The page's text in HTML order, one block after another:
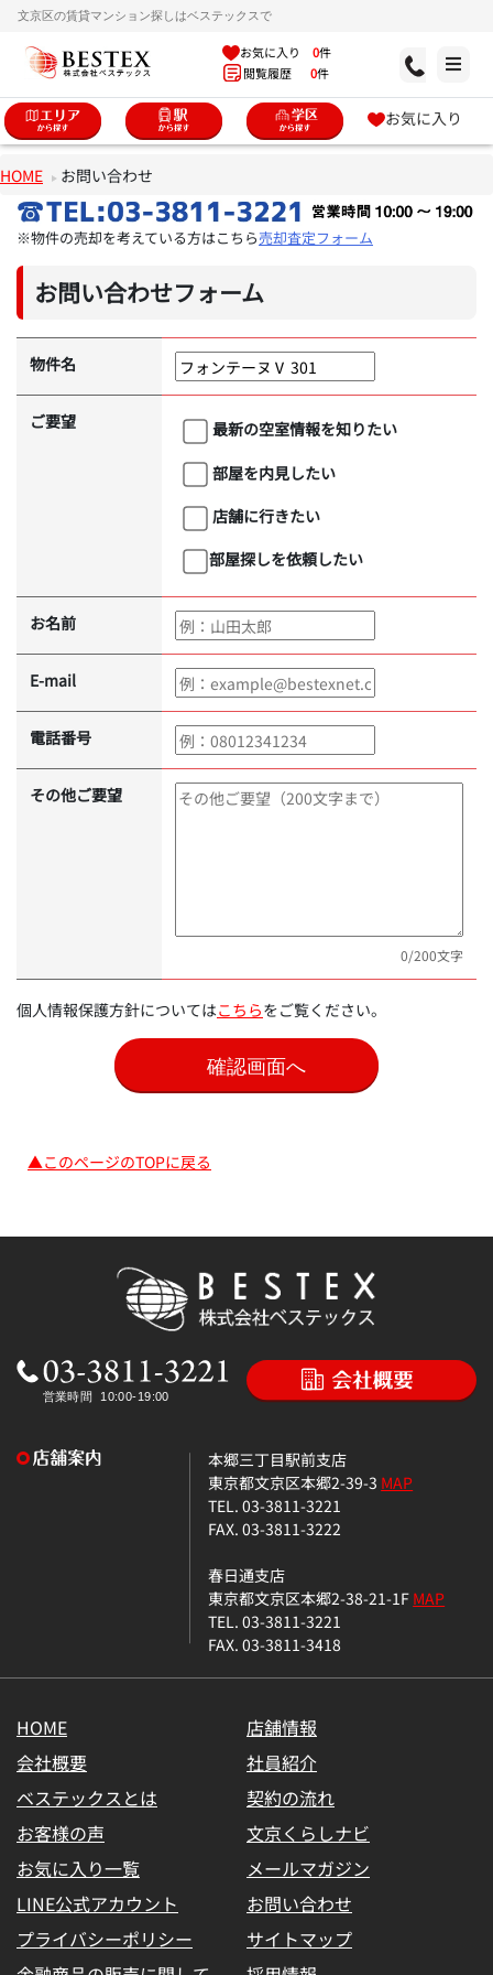
文京区の賃貸マンション探しはベステックスで
お気に入り 0件
閲覧履歴 0件
お気に入り
HOME お問い合わせ
※物件の売却を考えている方はこちら売却査定フォーム
お問い合わせフォーム
物件名
ご要望
最新の空室情報を知りたい
部屋を内見したい
店舗に行きたい
部屋探しを依頼したい
お名前
E-mail
電話番号
その他ご要望
0/200文字
個人情報保護方針についてはこちらをご覧ください。
▲このページのTOPに戻る
本郷三丁目駅前支店
東京都文京区本郷2-39-3 MAP
TEL. 03-3811-3221
FAX. 03-3811-3222
春日通支店
東京都文京区本郷2-38-21-1FMAP
TEL. 03-3811-3221
FAX. 03-3811-3418
HOME
店舗情報
会社概要
社員紹介
ベステックスとは
契約の流れ
お客様の声
文京くらしナビ
お気に入り一覧
メールマガジン
LINE公式アカウント
お問い合わせ
プライバシーポリシー
サイトマップ